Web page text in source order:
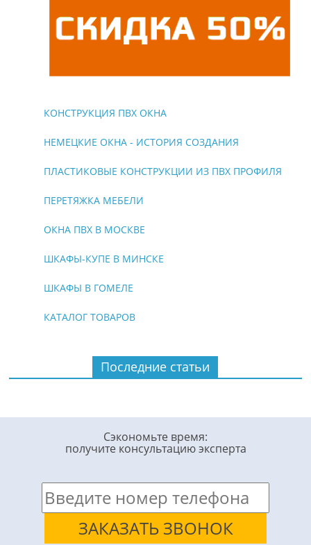
КОНСТРУКЦИЯ ПВХ ОКНА
НЕМЕЦКИЕ ОКНА - ИСТОРИЯ СОЗДАНИЯ
ПЛАСТИКОВЫЕ КОНСТРУКЦИИ ИЗ ПВХ ПРОФИЛЯ
ПЕРЕТЯЖКА МЕБЕЛИ
ОКНА ПВХ В МОСКВЕ
ШКАФЫ-КУПЕ В МИНСКЕ
ШКАФЫ В ГОМЕЛЕ
КАТАЛОГ ТОВАРОВ
Последние статьи
Сэкономьте время:
получите консультацию эксперта